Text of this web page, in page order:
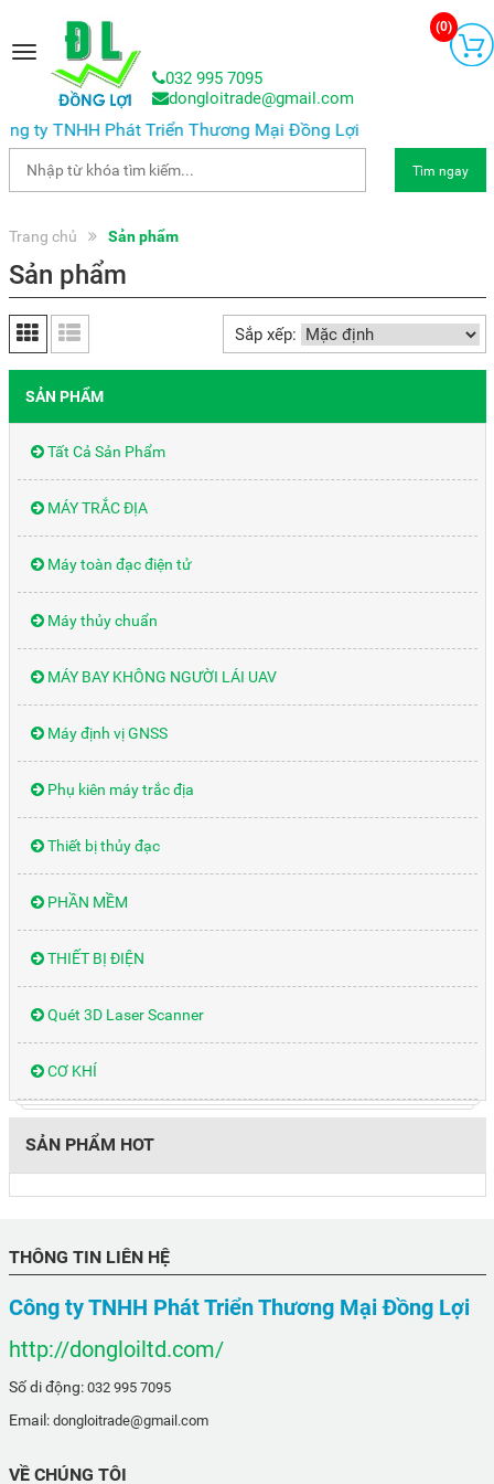
Toggle
navigation
032 995 7095
dongloitrade@gmail.com
(0)
ty TNHH Phát Triển Thương Mại Đồng Lợi
Tìm ngay
Trang chủ Sản phẩm
Sản phẩm
Sắp xếp:
SẢN PHẨM
Tất Cả Sản Phẩm
MÁY TRẮC ĐỊA
Máy toàn đạc điện tử
Máy thủy chuẩn
MÁY BAY KHÔNG NGƯỜI LÁI UAV
Máy định vị GNSS
Phụ kiên máy trắc địa
Thiết bị thủy đạc
PHẦN MỀM
THIẾT BỊ ĐIỆN
Quét 3D Laser Scanner
CƠ KHÍ
SẢN PHẨM HOT
THÔNG TIN LIÊN HỆ
Công ty TNHH Phát Triển Thương Mại Đồng Lợi
http://dongloiltd.com/
Số di động: 032 995 7095
Email: dongloitrade@gmail.com
VỀ CHÚNG TÔI